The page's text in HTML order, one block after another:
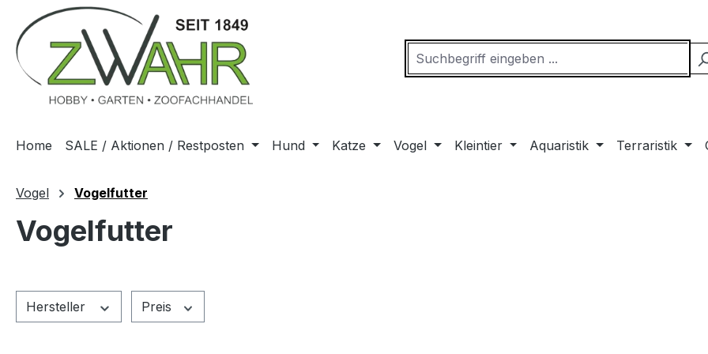
Hauptinhalt springen
Zur Suche springen
Zur Hauptnavigation springen
Home SALE / Aktionen / Restposten Hund Katze Vogel Kleintier Aquaristik Terraristik
Vogel Vogelfutter
Vogelfutter
Hersteller Preis